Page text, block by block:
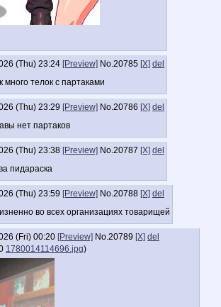
(Thu) 23:24 [Preview] No.20785 [X] del
много телок с партаками
(Thu) 23:29 [Preview] No.20786 [X] del
нет партаков
(Thu) 23:38 [Preview] No.20787 [X] del
пидараска
(Thu) 23:59 [Preview] No.20788 [X] del
во всех организациях товарищей
(Fri) 00:20 [Preview] No.20789 [X] del
1780014114696.jpg)